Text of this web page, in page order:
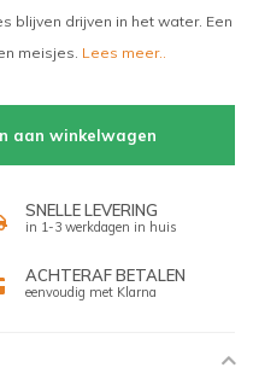
blijven drijven in het water. Een
meisjes. Lees meer..
aan winkelwagen
SNELLE LEVERING
in 1-3 werkdagen in huis
ACHTERAF BETALEN
eenvoudig met Klarna